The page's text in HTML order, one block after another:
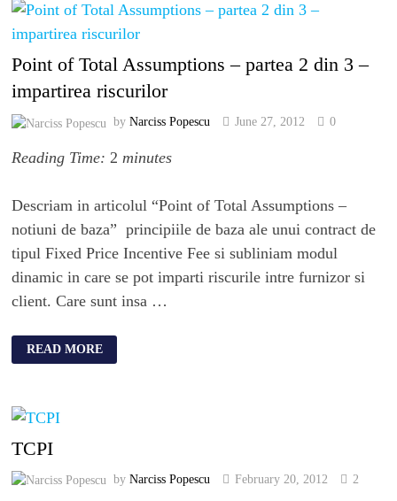
Point of Total Assumptions – partea 2 din 3 –
impartirea riscurilor
by Narciss Popescu June 27, 2012 0
Reading Time: 2 minutes
Descriam in articolul “Point of Total Assumptions –
notiuni de baza” principiile de baza ale unui contract de
tipul Fixed Price Incentive Fee si subliniam modul
dinamic in care se pot imparti riscurile intre furnizor si
client. Care sunt insa …
READ MORE
TCPI
by Narciss Popescu February 20, 2012 2